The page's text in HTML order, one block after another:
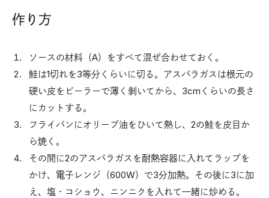
作り方
ソースの材料（A）をすべて混ぜ合わせておく。
鮭は1切れを3等分くらいに切る。アスパラガスは根元の
硬い皮をピーラーで薄く剝いてから、3cmくらいの長さ
にカットする。
フライパンにオリーブ油をひいて熱し、2の鮭を皮目か
ら焼く。
その間に2のアスパラガスを耐熱容器に入れてラップを
かけ、電子レンジ（600W）で3分加熱。その後に3に加
え、塩・コショウ、ニンニクを入れて一緒に炒める。